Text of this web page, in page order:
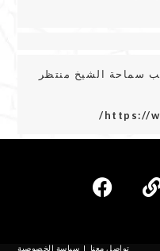
سماحة الشيخ منتظر
https://
تواصل معنا سياسة الخصوصية